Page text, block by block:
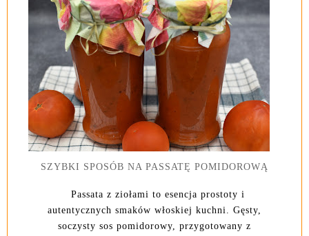
SZYBKI SPOSÓB NA PASSATĘ POMIDOROWĄ
Passata z ziołami to esencja prostoty i
autentycznych smaków włoskiej kuchni. Gęsty,
soczysty sos pomidorowy, przygotowany z